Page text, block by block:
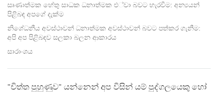
සෘණාත්මක හේතු සාධක ධනාත්මක එ්වා බවට හැරවීම: අන්‍යයන්
පිළිබඳ අපගේ දැක්ම
නිශේධනීය අවස්ථාවන් ධනාත්මක අවස්ථාවන් බවට පත්කර ගැනීම:
අපි අප පිළිබඳව සලකා බලන ආකාරය
සාරාංශය
"චිත්ත පුහුණුව" යන්නෙන් අප විසින් යම් පුද්ගලයෙකු හෝ